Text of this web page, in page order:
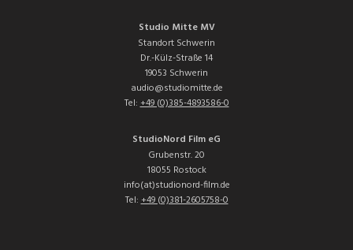
Studio Mitte MV
Standort Schwerin
Dr.-Külz-Straße 14
19053 Schwerin
audio@studiomitte.de
Tel:+49 (0)385-4893586-0
StudioNord Film eG
Grubenstr. 20
18055 Rostock
info(at)studionord-film.de
Tel:+49 (0)381-2605758-0